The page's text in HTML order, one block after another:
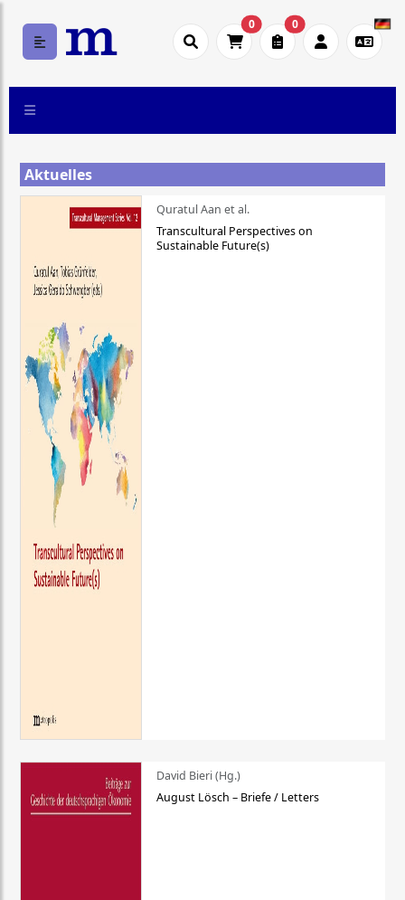
0 0
Aktuelles
Quratul Aan et al.
Transcultural Perspectives on
Sustainable Future(s)
David Bieri (Hg.)
August Lösch – Briefe / Letters